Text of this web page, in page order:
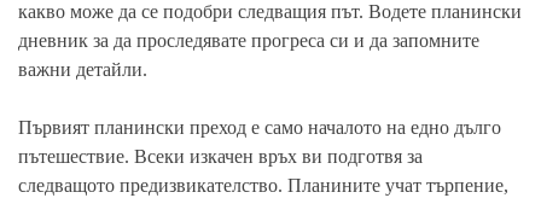
какво може да се подобри следващия път. Водете планински
дневник за да проследявате прогреса си и да запомните
важни детайли.
Първият планински преход е само началото на едно дълго
пътешествие. Всеки изкачен връх ви подготвя за
следващото предизвикателство. Планините учат търпение,